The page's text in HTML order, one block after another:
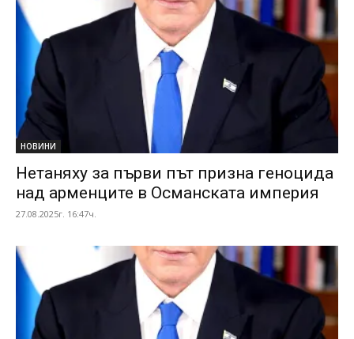
НОВИНИ
Нетаняху за първи път призна геноцида
над арменците в Османската империя
27.08.2025г. 16:47ч.